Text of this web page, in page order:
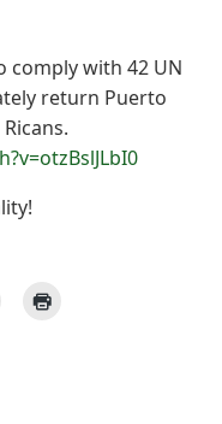
comply with 42 UN
return Puerto